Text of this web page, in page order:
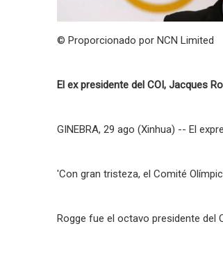
© Proporcionado por NCN Limited
El ex presidente del COI, Jacques
GINEBRA, 29 ago (Xinhua) -- El
'Con gran tristeza, el Comité
Rogge fue el octavo presidente del